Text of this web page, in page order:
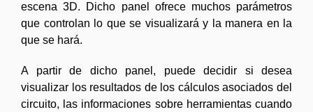
escena 3D. Dicho panel ofrece muchos parámetros
que controlan lo que se visualizará y la manera en la
que se hará.
A partir de dicho panel, puede decidir si desea
visualizar los resultados de los cálculos asociados del
circuito, las informaciones sobre herramientas cuando